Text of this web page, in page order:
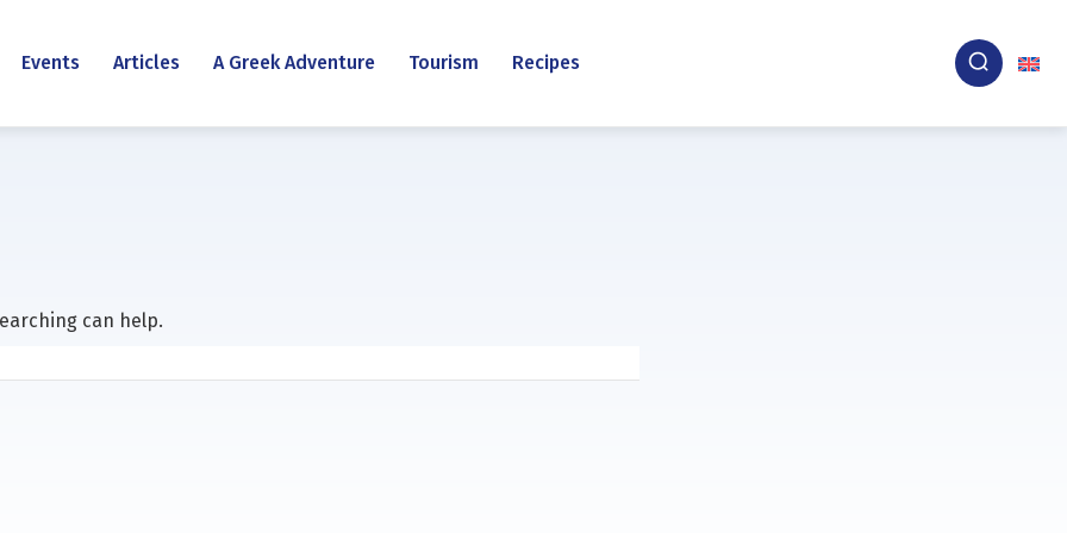
Events Articles A Greek Adventure Tourism Recipes
can help.